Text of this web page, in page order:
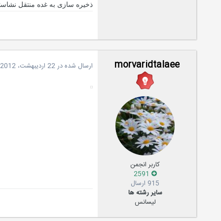
ذخیره سازی به غده منتقل
morvaridtalaee
کاربر انجمن
915 ارسال
سایر رشته ها
لیسانس
ارسال شده در22 اردیبهشت، 2012